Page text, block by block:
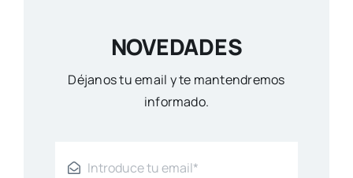
NOVEDADES
Déjanos tu email y te mantendremos
informado.